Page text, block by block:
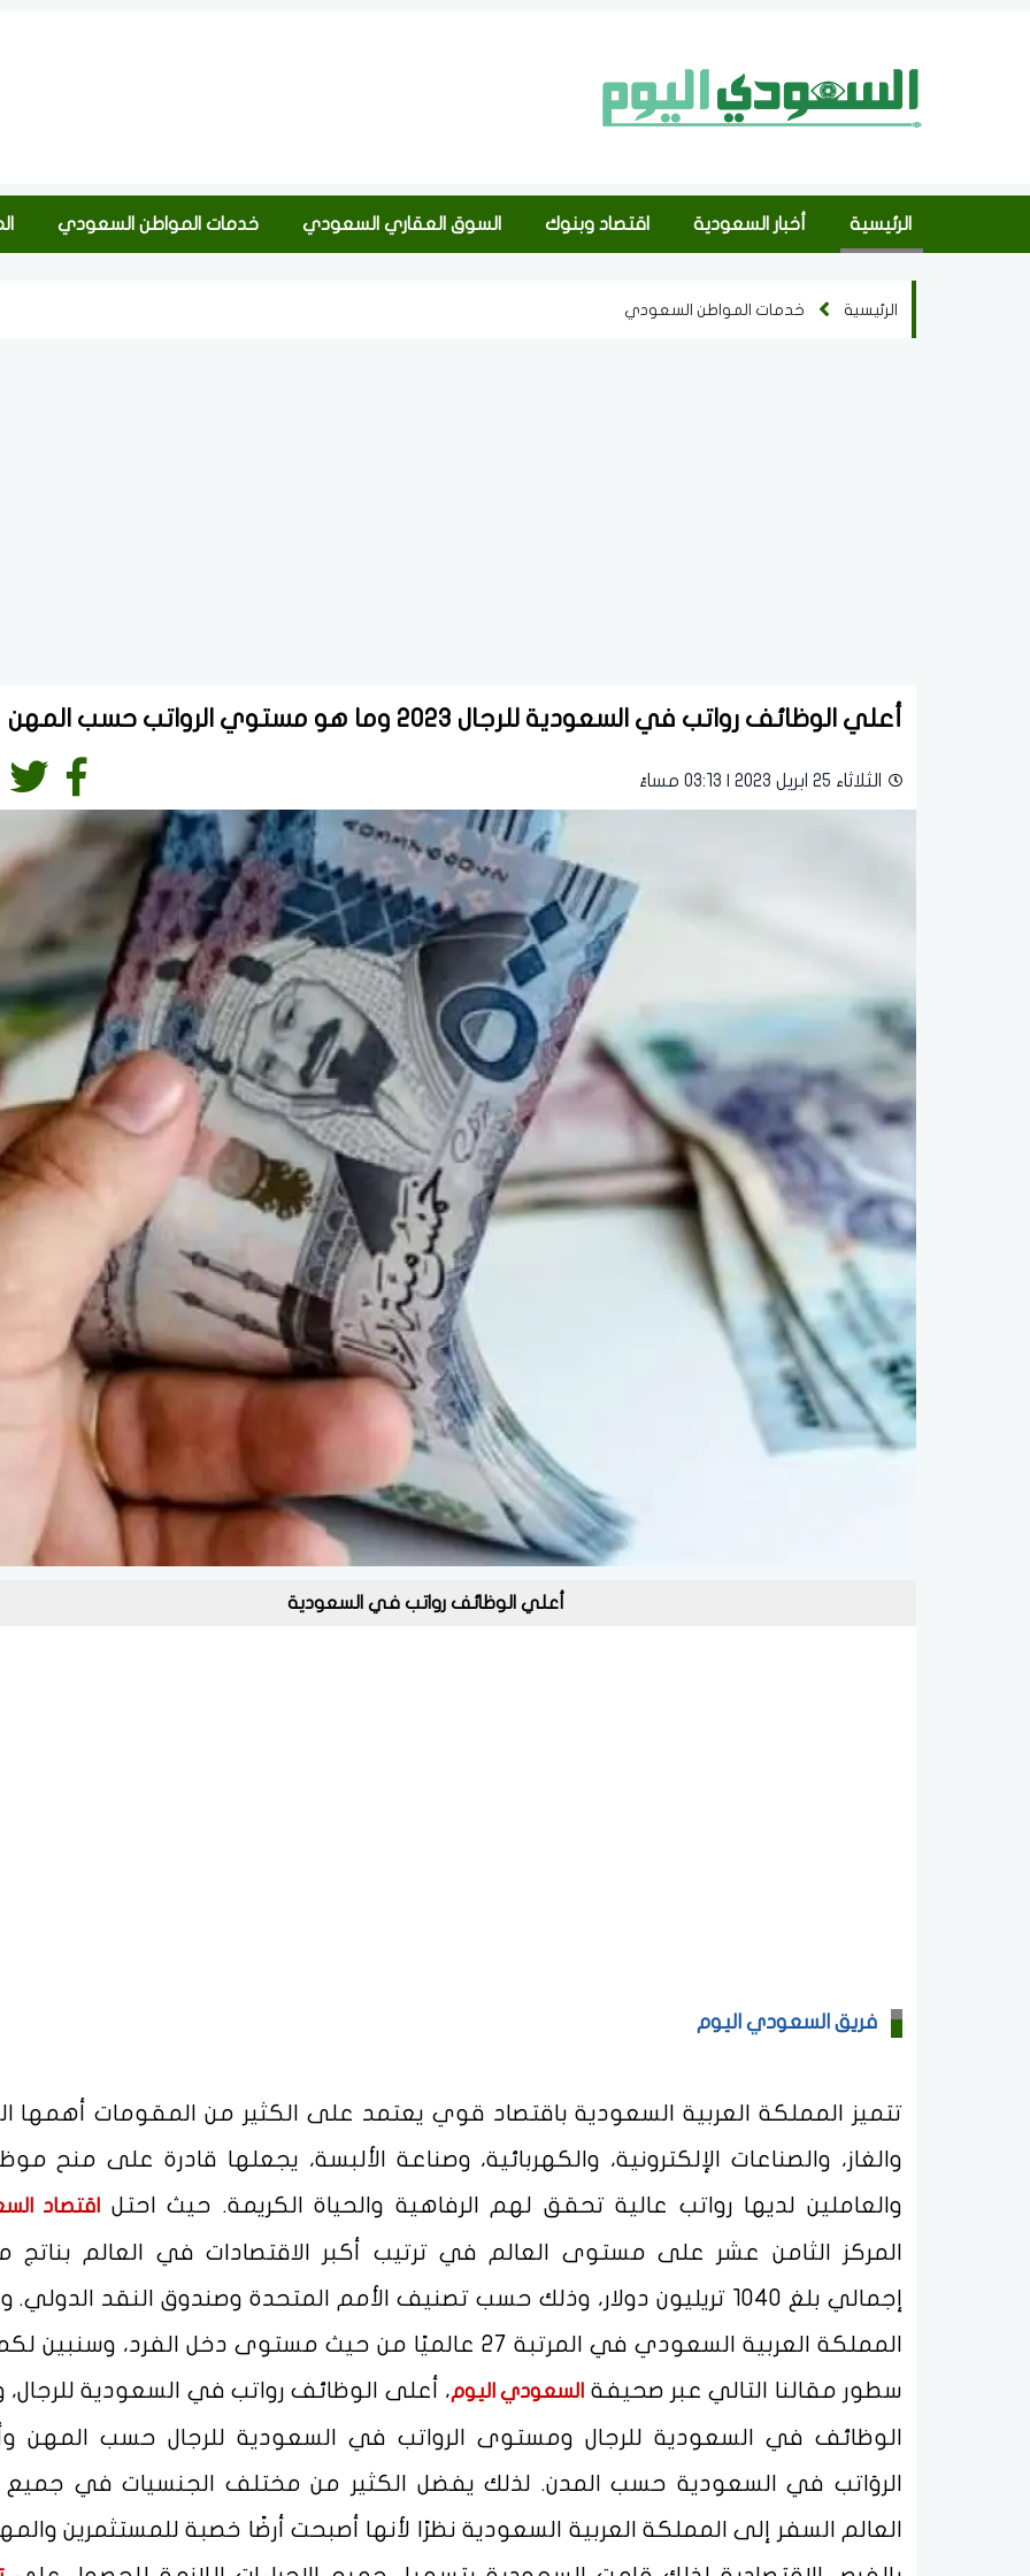
الرئيسية أخبار السعودية اقتصاد وبنوك السوق العقاري السعودي خدمات المواطن السعودي
الرئيسية خدمات المواطن السعودي
أعلي الوظائف رواتب في السعودية للرجال 2023 وما هو مستوي الرواتب حسب المهن
الثلاثاء 25 ابريل 2023 | 03:13 مساءً
أعلي الوظائف رواتب في السعودية
فريق السعودي اليوم
تتميز المملكة العربية السعودية باقتصاد قوي يعتمد على الكثير من المقومات أهمها
والغاز، والصناعات الإلكترونية، والكهربائية، وصناعة الألبسة، يجعلها قادرة على منح
والعاملين لديها رواتب عالية تحقق لهم الرفاهية والحياة الكريمة. حيث احتل اقتصاد
المركز الثامن عشر على مستوى العالم في ترتيب أكبر الاقتصادات في العالم بناتج
إجمالي بلغ 1040 تريليون دولار، وذلك حسب تصنيف الأمم المتحدة وصندوق النقد
المملكة العربية السعودي في المرتبة 27 عالميًا من حيث مستوى دخل الفرد،
سطور مقالنا التالي عبر صحيفة السعودي اليوم، أعلى الوظائف رواتب في السعودية
الوظائف في السعودية للرجال ومستوى الرواتب في السعودية للرجال حسب المهن
الروَاتب في السعودية حسب المدن. لذلك يفضل الكثير من مختلف الجنسيات في جميع
العالم السفر إلى المملكة العربية السعودية نظرًا لأنها أصبحت أرضًا خصبة للمستثمرين